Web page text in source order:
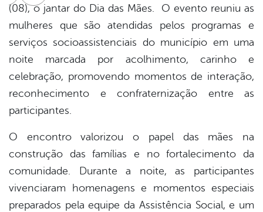
(08), o jantar do Dia das Mães. O evento reuniu as
mulheres que são atendidas pelos programas e
serviços socioassistenciais do município em uma
noite marcada por acolhimento, carinho e
celebração, promovendo momentos de interação,
reconhecimento e confraternização entre as
participantes.
O encontro valorizou o papel das mães na
construção das famílias e no fortalecimento da
comunidade. Durante a noite, as participantes
vivenciaram homenagens e momentos especiais
preparados pela equipe da Assistência Social, e um
Twitter
Linkedin